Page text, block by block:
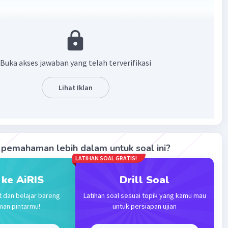
bentang alam hasil sedimentasi yang terjadi di dalam
· 0.0(0) Balas
Iklan
adalahkumpulan-kumpulan sedimen (pasir atau
telah diendapkan oleh aliran sungai pada tubuh
·0.0(0)
Buka akses jawaban yang telah terverifikasi
Lihat Iklan
lebih dalam untuk soal ini?
AiRIS
dan belajar bareng
pintarmu!
LATIHAN SOAL GRATIS!
Drill Soal
Latihan soal sesuai topik yang kamu mau
untuk persiapan ujian